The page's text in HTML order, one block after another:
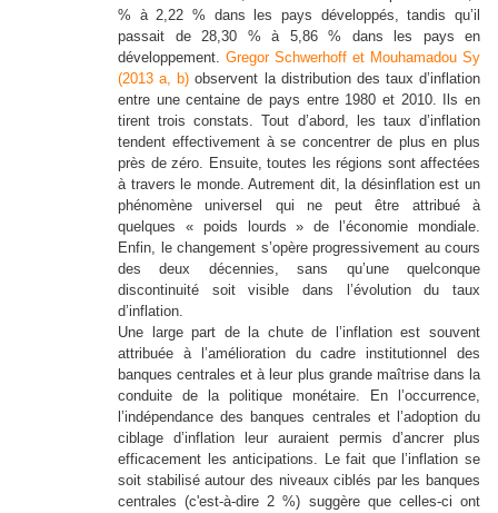
% à 2,22 % dans les pays développés, tandis qu’il
passait de 28,30 % à 5,86 % dans les pays en
développement. Gregor Schwerhoff et Mouhamadou Sy
(2013 a, b) observent la distribution des taux d’inflation
entre une centaine de pays entre 1980 et 2010. Ils en
tirent trois constats. Tout d’abord, les taux d’inflation
tendent effectivement à se concentrer de plus en plus
près de zéro. Ensuite, toutes les régions sont affectées
à travers le monde. Autrement dit, la désinflation est un
phénomène universel qui ne peut être attribué à
quelques « poids lourds » de l’économie mondiale.
Enfin, le changement s’opère progressivement au cours
des deux décennies, sans qu’une quelconque
discontinuité soit visible dans l’évolution du taux
d’inflation.
Une large part de la chute de l’inflation est souvent
attribuée à l’amélioration du cadre institutionnel des
banques centrales et à leur plus grande maîtrise dans la
conduite de la politique monétaire. En l’occurrence,
l’indépendance des banques centrales et l’adoption du
ciblage d’inflation leur auraient permis d’ancrer plus
efficacement les anticipations. Le fait que l’inflation se
soit stabilisé autour des niveaux ciblés par les banques
centrales (c'est-à-dire 2 %) suggère que celles-ci ont